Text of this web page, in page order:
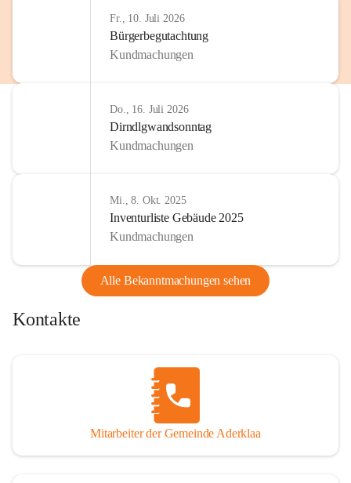
Fr., 10. Juli 2026
Bürgerbegutachtung
Kundmachungen
Do., 16. Juli 2026
Dirndlgwandsonntag
Kundmachungen
Mi., 8. Okt. 2025
Inventurliste Gebäude 2025
Kundmachungen
Alle Bekanntmachungen sehen
Kontakte
Mitarbeiter der Gemeinde Aderklaa